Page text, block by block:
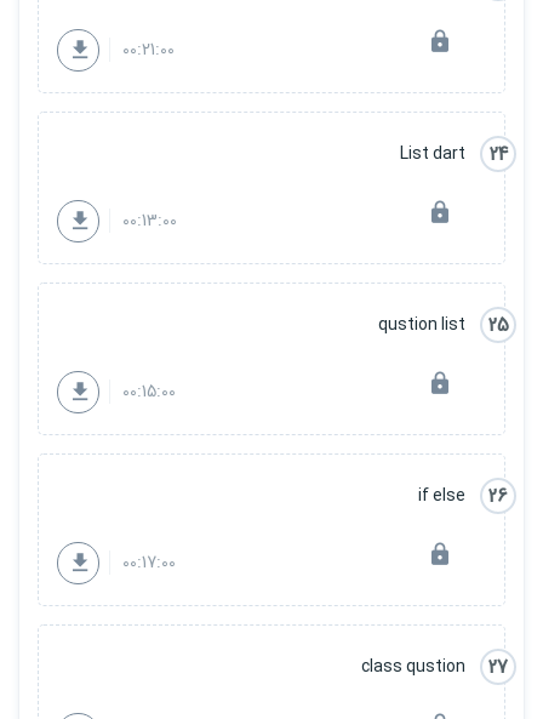
00:21:00
24
List dart
00:13:00
25
qustion list
00:15:00
26
if else
00:17:00
27
class qustion